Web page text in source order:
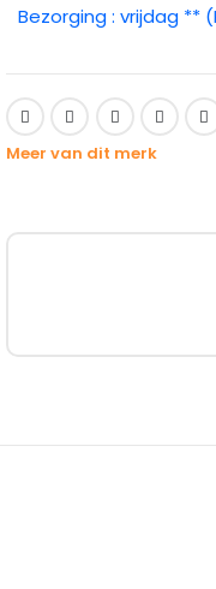
Bezorging : vrijdag **
Meer van dit merk